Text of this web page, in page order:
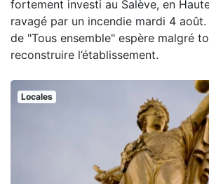
fortement investi au Salève, en
ravagé par un incendie mardi 4 août.
de "Tous ensemble" espère malgré
reconstruire l’établissement.
Locales